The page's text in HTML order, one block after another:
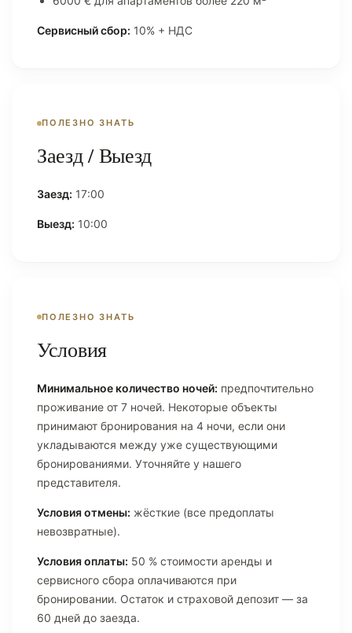
Сервисный сбор: 10% + НДС
ПОЛЕЗНО ЗНАТЬ
Заезд / Выезд
Заезд: 17:00
Выезд: 10:00
ПОЛЕЗНО ЗНАТЬ
Условия
Минимальное количество ночей: предпочтительно
проживание от 7 ночей. Некоторые объекты
принимают бронирования на 4 ночи, если они
укладываются между уже существующими
бронированиями. Уточняйте у нашего
представителя.
Условия отмены: жёсткие (все предоплаты
невозвратные).
Условия оплаты: 50 % стоимости аренды и
сервисного сбора оплачиваются при
бронировании. Остаток и страховой депозит — за
60 дней до заезда.